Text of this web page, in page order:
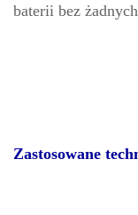
baterii bez
Zastosowane